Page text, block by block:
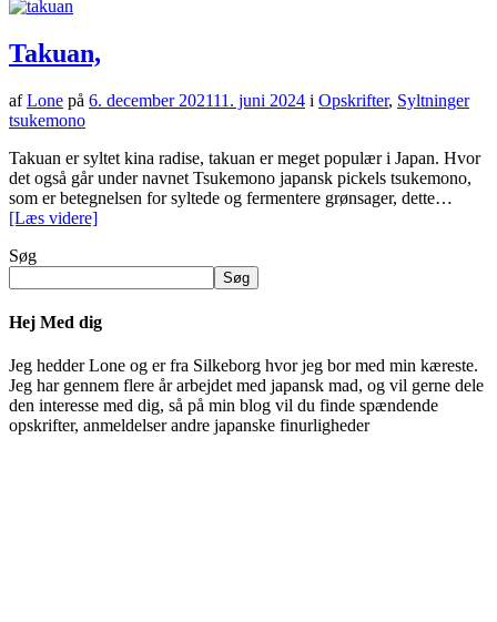
Takuan,
afLone på 6. december 202111. juni 2024 i Opskrifter, Syltninger
tsukemono
Takuan er syltet kina radise, takuan er meget populær i Japan. Hvor
det også går under navnet Tsukemono japansk pickels tsukemono,
som er betegnelsen for syltede og fermentere grønsager, dette…
[Læs videre]
Søg
Søg
Hej Med dig
Jeg hedder Lone og er fra Silkeborg hvor jeg bor med min kæreste.
Jeg har gennem flere år arbejdet med japansk mad, og vil gerne dele
den interesse med dig, så på min blog vil du finde spændende
opskrifter, anmeldelser andre japanske finurligheder